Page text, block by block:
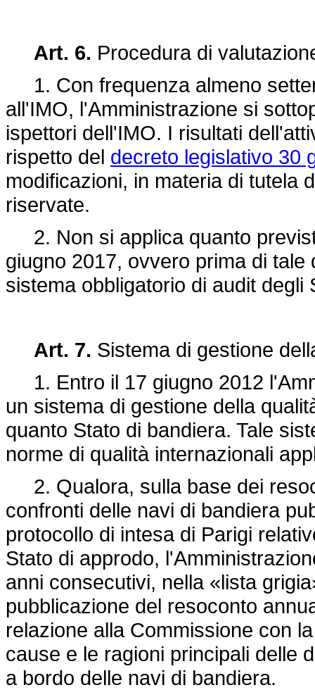
Art. 6. Procedura di
1. Con frequenza almeno
all'IMO, l'Amministrazione si
ispettori dell'IMO. I risultati
rispetto del decreto legislativo 30
modificazioni, in materia di tutela
riservate.
2. Non si applica quanto
giugno 2017, ovvero prima di
sistema obbligatorio di audit degli
Art. 7. Sistema di gestione
1. Entro il 17 giugno 2012
un sistema di gestione della
quanto Stato di bandiera. Tale
norme di qualità internazionali
2. Qualora, sulla base dei
confronti delle navi di bandiera
protocollo di intesa di Parigi
Stato di approdo,
anni consecutivi, nella «lista
pubblicazione del resoconto
relazione alla Commissione con
cause e le ragioni principali delle
a bordo delle navi di bandiera.